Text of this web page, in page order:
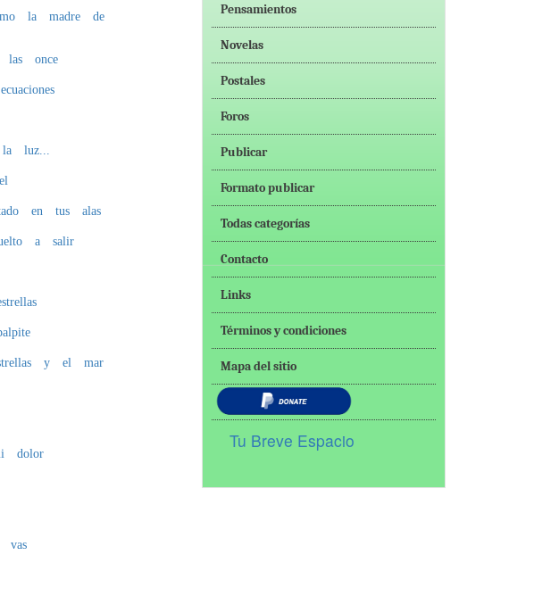
la madre de
once
luz...
en tus alas
a salir
y el mar
dolor
vas
Pensamientos
Novelas
Postales
Foros
Publicar
Formato publicar
Todas categorías
Contacto
Links
Términos y condiciones
Mapa del sitio
Tu Breve Espacio